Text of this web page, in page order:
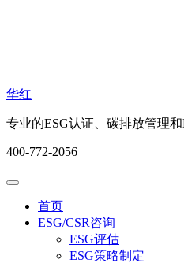
华红
专业的ESG认证、碳排放管理和
400-772-2056
首页
ESG/CSR咨询
ESG评估
ESG策略制定